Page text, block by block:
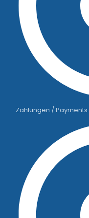
Zahlungen / Payments